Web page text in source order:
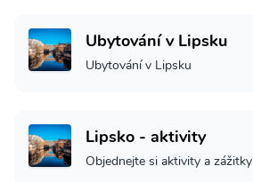
Ubytování v Lipsku
Ubytování v Lipsku
Lipsko - aktivity
Objednejte si aktivity a zážitky